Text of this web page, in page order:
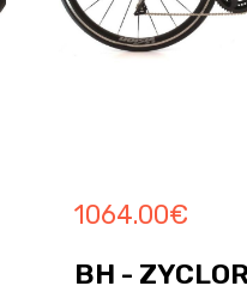
1064.00€
BH -